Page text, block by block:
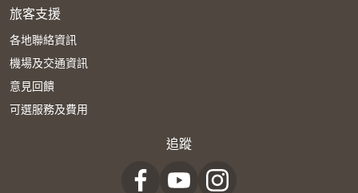
旅客支援
各地聯絡資訊
機場及交通資訊
意見回饋
可選服務及費用
追蹤